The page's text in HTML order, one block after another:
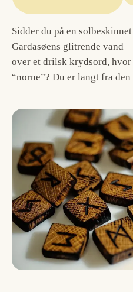
Sidder du på en
Gardasøens glitrende vand
over et drilsk krydsord,
“norne”? Du er langt fra